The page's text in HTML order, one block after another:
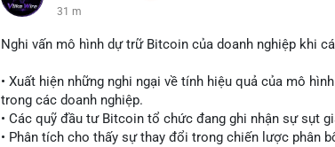
31 m
Nghi vấn mô hình dự trữ Bitcoin của doanh nghiệp khi
• Xuất hiện những nghi ngại về tính hiệu quả của mô
trong các doanh nghiệp.
• Các quỹ đầu tư Bitcoin tổ chức đang ghi nhận sự sụt
• Phân tích cho thấy sự thay đổi trong chiến lược phân